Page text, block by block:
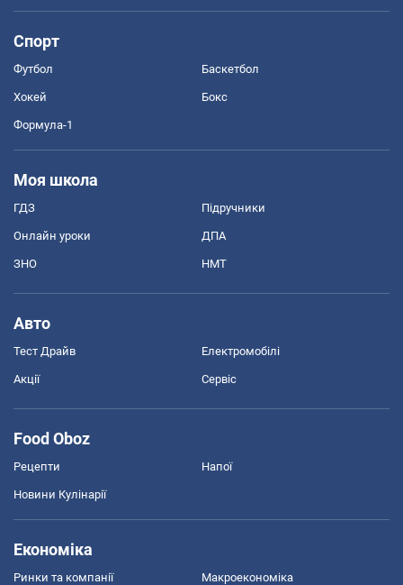
Спорт
Футбол Баскетбол
Хокей Бокс
Формула-1
Моя школа
ГДЗ Підручники
Онлайн уроки ДПА
ЗНО НМТ
Авто
Тест Драйв Електромобілі
Акції Сервіс
Food Oboz
Рецепти Напої
Новини Кулінарії
Економіка
Ринки та компанії Макроекономіка